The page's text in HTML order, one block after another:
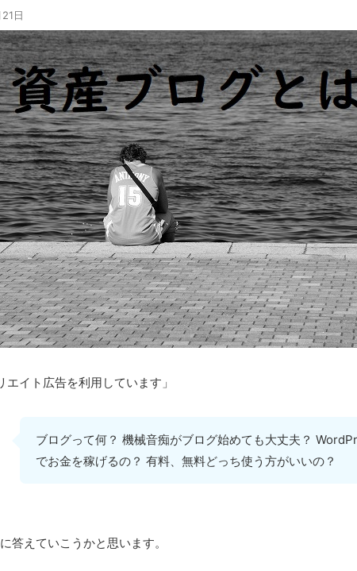
日
エイト広告を利用しています」
ブログって何？ 機械音痴がブログ始めても大丈夫？
でお金を稼げるの？ 有料、無料どっち使う方がいいの？
答えていこうかと思います。